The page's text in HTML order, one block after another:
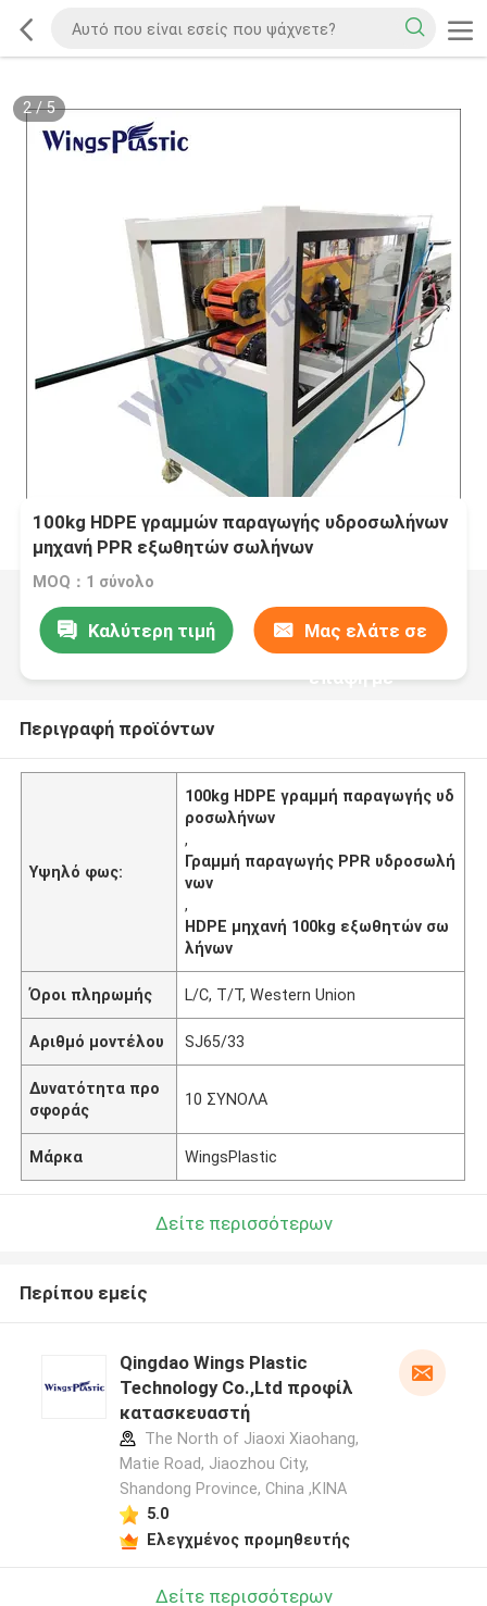
2/5
100kg HDPE γραμμών παραγωγής υδροσωλήνων
μηχανή PPR εξωθητών σωλήνων
MOQ：1 σύνολο
Καλύτερη τιμή Μας ελάτε σε
επαφή με
Περιγραφή προϊόντων
Υψηλό φως:
100kg HDPE γραμμή παραγωγής υδ
ροσωλήνων
,
Γραμμή παραγωγής PPR υδροσωλή
νων
,
HDPE μηχανή 100kg εξωθητών σω
λήνων
Όροι πληρωμής L/C, T/T, Western Union
Αριθμό μοντέλου SJ65/33
Δυνατότητα προ
σφοράς
10 ΣΥΝΟΛΑ
Μάρκα WingsPlastic
Δείτε περισσότερων
Περίπου εμείς
Qingdao Wings Plastic
Technology Co.,Ltd προφίλ
κατασκευαστή
The North of Jiaoxi Xiaohang,
Matie Road, Jiaozhou City,
Shandong Province, China ,ΚΙΝΑ
5.0
Ελεγχμένος προμηθευτής
Δείτε περισσότερων